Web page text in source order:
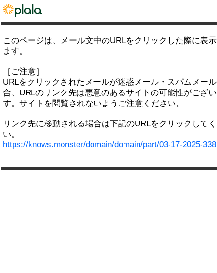
このページは、メール文中のURLをクリックした際に表
ます。
［ご注意］
URLをクリックされたメールが迷惑メール・スパムメー
合、URLのリンク先は悪意のあるサイトの可能性がござ
す。サイトを閲覧されないようご注意ください。
リンク先に移動される場合は下記のURLをクリックして
い。
https://knows.monster/domain/domain/part/03-17-2025-338